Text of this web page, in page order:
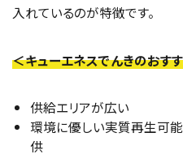
入れているのが特徴です。
＜キューエネスでんきのおす
供給エリアが広い
環境に優しい実質再生可
供